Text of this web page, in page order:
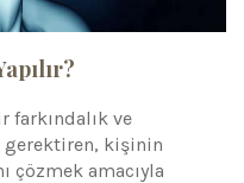
ve
gerektiren, kişinin
çözmek amacıyla